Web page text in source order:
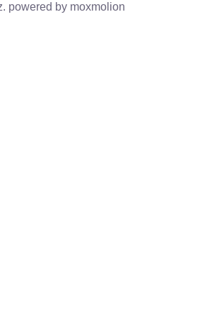
powered by moxmolion